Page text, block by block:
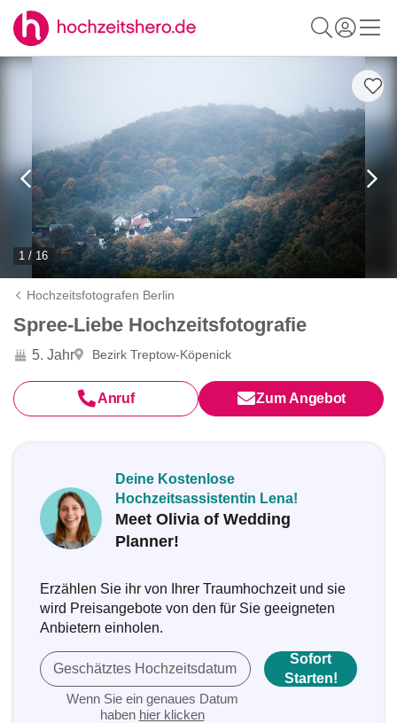
1 / 16
Hochzeitsfotografen Berlin
Spree-Liebe Hochzeitsfotografie
5. Jahr Bezirk Treptow-Köpenick
Anruf Zum Angebot
Deine Kostenlose
Hochzeitsassistentin Lena!
Meet Olivia of Wedding
Planner!
Erzählen Sie ihr von Ihrer Traumhochzeit und sie
wird Preisangebote von den für Sie geeigneten
Anbietern einholen.
Geschätztes Hochzeitsdatum
Wenn Sie ein genaues Datum
haben hier klicken
Sofort
Starten!